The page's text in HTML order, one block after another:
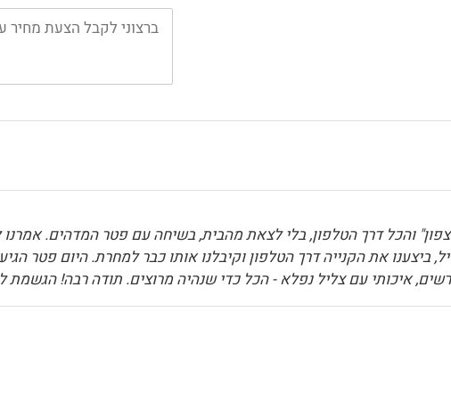
והכל דרך הטלפון, בלי לצאת מהבית, בשיחה עם פטר המדהים.
את הקנייה דרך הטלפון וקיבלנו אותו כבר למחרת. היום פטר
איכותי עם צליל נפלא - הכל כדי שנהיה מרוצים. תודה רבה! הגשמת